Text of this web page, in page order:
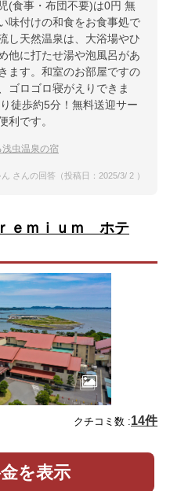
(食事・布団不要)は0円 無
味付けの和食をお食事処で
し天然温泉は、大浴場やひ
他に打たせ湯や泡風呂があ
ます。和室のお部屋ですの
ゴロゴロ寝がえりできま
徒歩約5分！無料送迎サー
利です。
虫温泉の宿
さんの回答（投稿日：2025/3/ 2 ）
ｅｍｉｕｍ ホテ
クチコミ数 :14件
を表示